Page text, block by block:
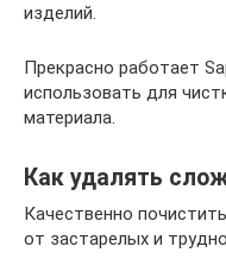
изделий.
Прекрасно работает
использовать для
материала.
Как удалять
Качественно
от застарелых и